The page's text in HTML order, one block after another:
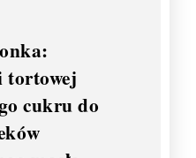
tortowej
cukru do